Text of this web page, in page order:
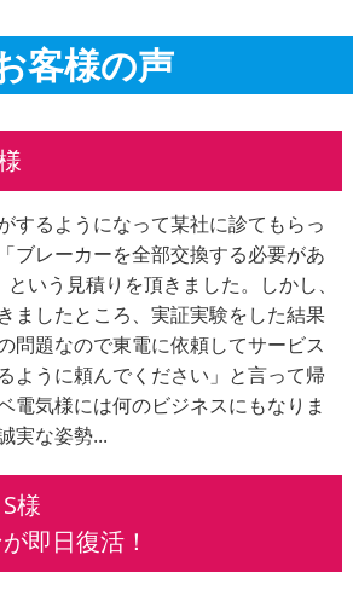
客様の声
するようになって某社に診てもらっ
ブレーカーを全部交換する必要があ
いう見積りを頂きました。しかし、
ましたところ、実証実験をした結果
問題なので東電に依頼してサービス
ように頼んでください」と言って帰
電気様には何のビジネスにもなりま
実な姿勢...
様
即日復活！